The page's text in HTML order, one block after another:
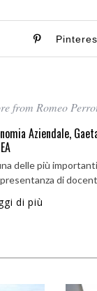
from Romeo
Aziendale,
delle più
di
di più